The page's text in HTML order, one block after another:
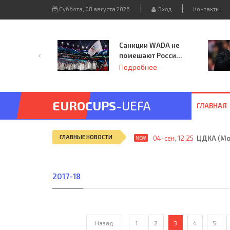
Суббота, 08 августа 2026 Вход Контакты
Санкции WADA не
помешают России
принять
Подробнее
EUROCUPS-UEFA ГЛАВНАЯ
ГЛАВНЫЕ НОВОСТИ NEW 04-сен, 12:25 ЦДКА
2017-18
Назад 1 2 3 4 5